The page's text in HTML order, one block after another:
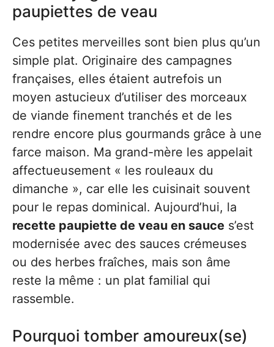
paupiettes de veau
Ces petites merveilles sont bien plus qu’un
simple plat. Originaire des campagnes
françaises, elles étaient autrefois un
moyen astucieux d’utiliser des morceaux
de viande finement tranchés et de les
rendre encore plus gourmands grâce à une
farce maison. Ma grand-mère les appelait
affectueusement « les rouleaux du
dimanche », car elle les cuisinait souvent
pour le repas dominical. Aujourd’hui, la
recette paupiette de veau en sauce s’est
modernisée avec des sauces crémeuses
ou des herbes fraîches, mais son âme
reste la même : un plat familial qui
rassemble.
Pourquoi tomber amoureux(se)